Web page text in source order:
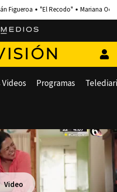
Figueroa "El Recodo" Mariana
Programas
Video